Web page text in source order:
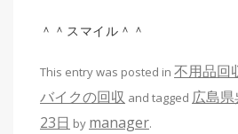
＾＾スマイル＾＾
This entry was posted in 不用品回
バイクの回収 and tagged 広島
23日 by manager.